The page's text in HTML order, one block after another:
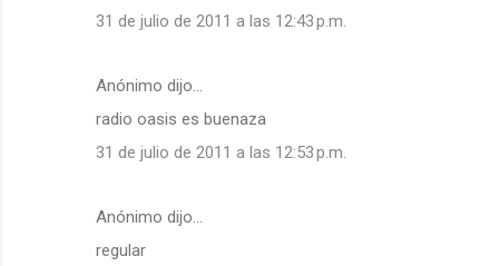
31 de julio de 2011 a las 12:43 p.m.
Anónimo dijo…
radio oasis es buenaza
31 de julio de 2011 a las 12:53 p.m.
Anónimo dijo…
regular